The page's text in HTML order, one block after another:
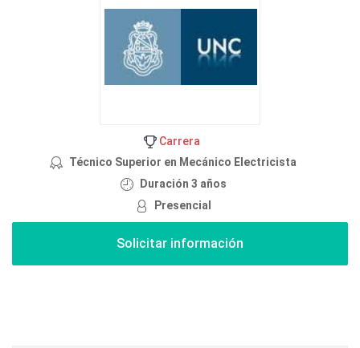
Carrera
Técnico Superior en Mecánico Electricista
Duración 3 años
Presencial